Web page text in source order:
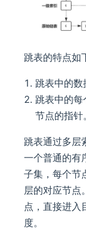
跳表的特点如
跳表中的数
跳表中的
节点的指针
跳表通过多层
一个普通的有
子集，每个节
层的对应节点
点，直接进入
度。